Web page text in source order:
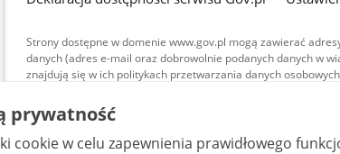
Strony dostępne w domenie www.gov.pl mogą zawierać
danych (adres e-mail oraz dobrowolnie podanych danych w
znajdują się w ich politykach przetwarzania danych
Treści tekstowe publikowane w serwisie (z
udostępniane na licencji typu Creative
warunkach 4.0 (CC BY-SA 4.0). Materiały
są udostępniane na licencji typu Creative
prywatność
cookie w celu zapewnienia prawidłowego